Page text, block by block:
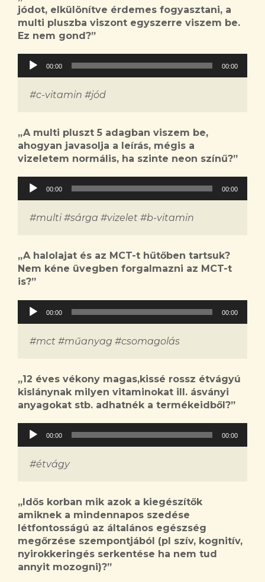
jódot, elkülönítve érdemes fogyasztani, a
multi pluszba viszont egyszerre viszem be.
Ez nem gond?”
Audió
lejátszó
00:00 00:00
#c-vitamin #jód
„A multi pluszt 5 adagban viszem be,
ahogyan javasolja a leírás, mégis a
vizeletem normális, ha szinte neon színű?”
Audió
lejátszó
00:00 00:00
#multi #sárga #vizelet #b-vitamin
„A halolajat és az MCT-t hűtőben tartsuk?
Nem kéne üvegben forgalmazni az MCT-t
is?”
Audió
lejátszó
00:00 00:00
#mct #műanyag #csomagolás
„12 éves vékony magas,kissé rossz étvágyú
kislánynak milyen vitaminokat ill. ásványi
anyagokat stb. adhatnék a termékeidből?”
Audió
lejátszó
00:00 00:00
#étvágy
„Idős korban mik azok a kiegészítők
amiknek a mindennapos szedése
létfontosságú az általános egészség
megőrzése szempontjából (pl szív, kognitív,
nyirokkeringés serkentése ha nem tud
annyit mozogni)?”